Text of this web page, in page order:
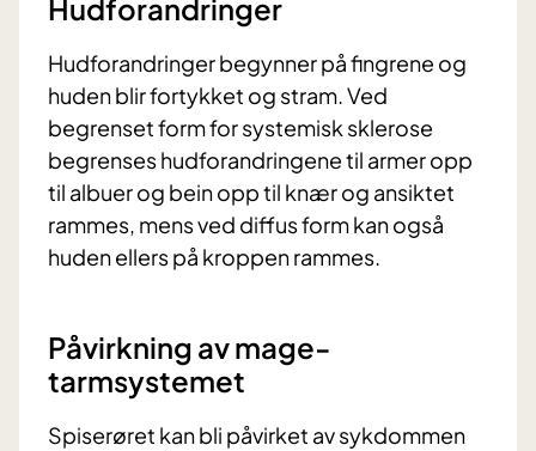
Hudforandringer
Hudforandringer begynner på fingrene og
huden blir fortykket og stram. Ved
begrenset form for systemisk sklerose
begrenses hudforandringene til armer opp
til albuer og bein opp til knær og ansiktet
rammes, mens ved diffus form kan også
huden ellers på kroppen rammes.
Påvirkning av mage-
tarmsystemet
Spiserøret kan bli påvirket av sykdommen